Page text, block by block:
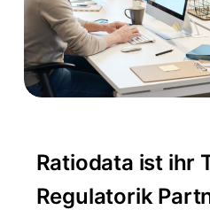
Ratiodata ist ihr
Regulatorik